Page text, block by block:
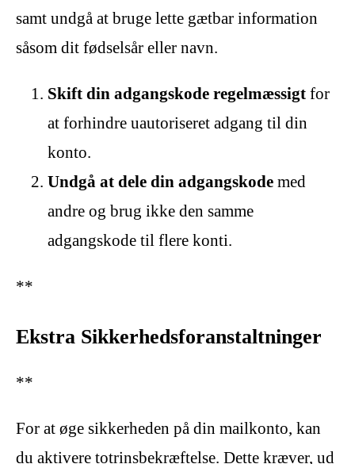
samt undgå at bruge lette gætbar information
såsom dit fødselsår eller navn.
Skift din adgangskode regelmæssigt for
at forhindre uautoriseret adgang til din
konto.
Undgå at dele din adgangskode med
andre og brug ikke den samme
adgangskode til flere konti.
**
Ekstra Sikkerhedsforanstaltninger
**
For at øge sikkerheden på din mailkonto, kan
du aktivere totrinsbekræftelse. Dette kræver, ud